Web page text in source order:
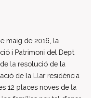
comptes anuals
amb l’administració
públiques
maig de 2016, la
i Patrimoni del Dept.
la resolució de la
de la Llar residència
12 places noves de la